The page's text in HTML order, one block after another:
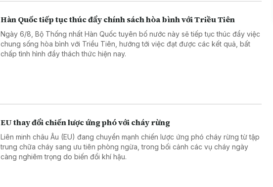
Hàn Quốc tiếp tục thúc đẩy chính sách hòa bình với Triều Tiên
Ngày 6/8, Bộ Thống nhất Hàn Quốc tuyên bố nước này sẽ tiếp tục thúc đẩy việc
chung sống hòa bình với Triều Tiên, hướng tới việc đạt được các kết quả, bất
chấp tình hình đầy thách thức hiện nay.
EU thay đổi chiến lược ứng phó với cháy rừng
Liên minh châu Âu (EU) đang chuyển mạnh chiến lược ứng phó cháy rừng từ tập
trung chữa cháy sang ưu tiên phòng ngừa, trong bối cảnh các vụ cháy ngày
càng nghiêm trọng do biến đổi khí hậu.